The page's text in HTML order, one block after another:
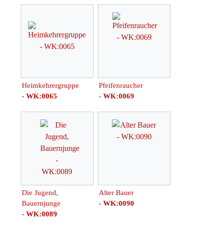
Heimkehrergruppe
- WK:0065
Pfeifenraucher
- WK:0069
Die Jugend,
Bauernjunge
- WK:0089
Alter Bauer
- WK:0090